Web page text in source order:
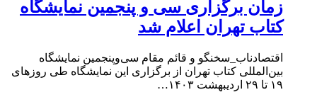
زمان برگزاری سی و پنجمین نمایشگاه
کتاب تهران اعلام شد
اقتصادناب_سخنگو و قائم مقام سی‌وپنجمین نمایشگاه
بین‌المللی کتاب تهران از برگزاری این نمایشگاه طی روزهای
۱۹ تا ۲۹ اردیبهشت ۱۴۰۳…